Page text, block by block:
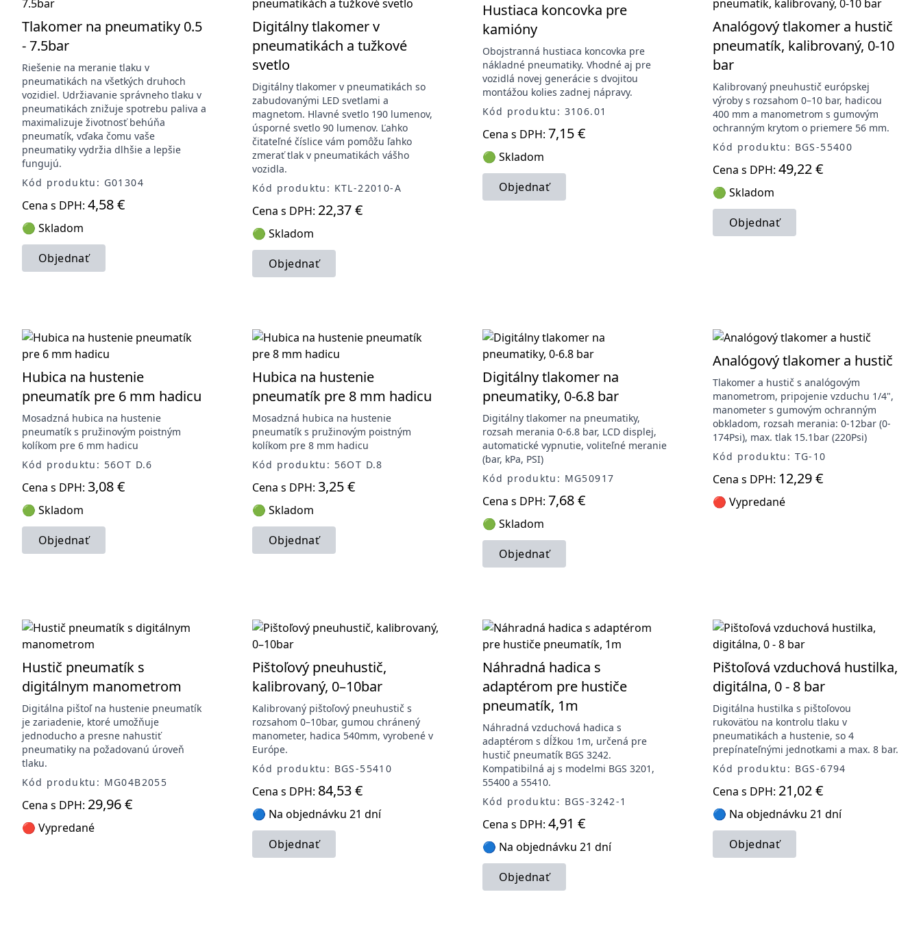
Tlakomer na pneumatiky 0.5
- 7.5bar
Riešenie na meranie tlaku v
pneumatikách na všetkých druhoch
vozidiel. Udržiavanie správneho tlaku v
pneumatikách znižuje spotrebu paliva a
maximalizuje životnosť behúňa
pneumatík, vďaka čomu vaše
pneumatiky vydržia dlhšie a lepšie
fungujú.
Kód produktu: G01304
Cena s DPH: 4,58 €
🟢 Skladom
Objednať
Digitálny tlakomer v
pneumatikách a tužkové
svetlo
Digitálny tlakomer v pneumatikách so
zabudovanými LED svetlami a
magnetom. Hlavné svetlo 190 lumenov,
úsporné svetlo 90 lumenov. Ľahko
čitateľné číslice vám pomôžu ľahko
zmerať tlak v pneumatikách vášho
vozidla.
Kód produktu: KTL-22010-A
Cena s DPH: 22,37 €
🟢 Skladom
Objednať
Hustiaca koncovka pre
kamióny
Obojstranná hustiaca koncovka pre
nákladné pneumatiky. Vhodné aj pre
vozidlá novej generácie s dvojitou
montážou kolies zadnej nápravy.
Kód produktu: 3106.01
Cena s DPH: 7,15 €
🟢 Skladom
Objednať
Analógový tlakomer a hustič
pneumatík, kalibrovaný, 0-10
bar
Kalibrovaný pneuhustič európskej
výroby s rozsahom 0–10 bar, hadicou
400 mm a manometrom s gumovým
ochranným krytom o priemere 56 mm.
Kód produktu: BGS-55400
Cena s DPH: 49,22 €
🟢 Skladom
Objednať
Hubica na hustenie
pneumatík pre 6 mm hadicu
Mosadzná hubica na hustenie
pneumatík s pružinovým poistným
kolíkom pre 6 mm hadicu
Kód produktu: 56OT D.6
Cena s DPH: 3,08 €
🟢 Skladom
Objednať
Hubica na hustenie
pneumatík pre 8 mm hadicu
Mosadzná hubica na hustenie
pneumatík s pružinovým poistným
kolíkom pre 8 mm hadicu
Kód produktu: 56OT D.8
Cena s DPH: 3,25 €
🟢 Skladom
Objednať
Digitálny tlakomer na
pneumatiky, 0-6.8 bar
Digitálny tlakomer na pneumatiky,
rozsah merania 0-6.8 bar, LCD displej,
automatické vypnutie, voliteľné meranie
(bar, kPa, PSI)
Kód produktu: MG50917
Cena s DPH: 7,68 €
🟢 Skladom
Objednať
Analógový tlakomer a hustič
Tlakomer a hustič s analógovým
manometrom, pripojenie vzduchu 1/4",
manometer s gumovým ochranným
obkladom, rozsah merania: 0-12bar (0-
174Psi), max. tlak 15.1bar (220Psi)
Kód produktu: TG-10
Cena s DPH: 12,29 €
🔴 Vypredané
Hustič pneumatík s
digitálnym manometrom
Digitálna pištoľ na hustenie pneumatík
je zariadenie, ktoré umožňuje
jednoducho a presne nahustiť
pneumatiky na požadovanú úroveň
tlaku.
Kód produktu: MG04B2055
Cena s DPH: 29,96 €
🔴 Vypredané
Pištoľový pneuhustič,
kalibrovaný, 0–10bar
Kalibrovaný pištoľový pneuhustič s
rozsahom 0–10bar, gumou chránený
manometer, hadica 540mm, vyrobené v
Európe.
Kód produktu: BGS-55410
Cena s DPH: 84,53 €
🔵 Na objednávku 21 dní
Objednať
Náhradná hadica s
adaptérom pre hustiče
pneumatík, 1m
Náhradná vzduchová hadica s
adaptérom s dĺžkou 1m, určená pre
hustič pneumatík BGS 3242.
Kompatibilná aj s modelmi BGS 3201,
55400 a 55410.
Kód produktu: BGS-3242-1
Cena s DPH: 4,91 €
🔵 Na objednávku 21 dní
Objednať
Pištoľová vzduchová hustilka,
digitálna, 0 - 8 bar
Digitálna hustilka s pištoľovou
rukoväťou na kontrolu tlaku v
pneumatikách a hustenie, so 4
prepínateľnými jednotkami a max. 8 bar.
Kód produktu: BGS-6794
Cena s DPH: 21,02 €
🔵 Na objednávku 21 dní
Objednať